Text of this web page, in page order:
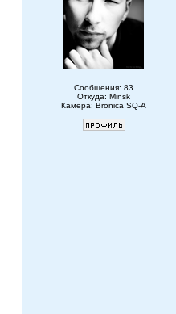
Сообщения: 83
Откуда: Minsk
Камера: Bronica SQ-A